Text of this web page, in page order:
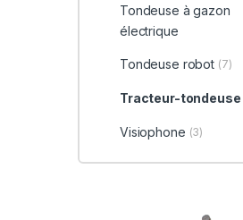
Tondeuse à gazon
électrique
Tondeuse robot (7)
Tracteur-tondeuse
Visiophone (3)